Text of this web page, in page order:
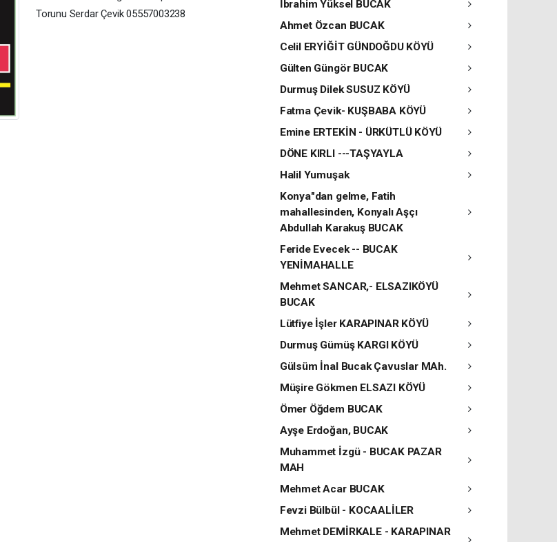
Torunu Serdar Çevik 05557003238
İbrahim Yüksel BUCAK
Ahmet Özcan BUCAK
Celil ERYİĞİT GÜNDOĞDU KÖYÜ
Gülten Güngör BUCAK
Durmuş Dilek SUSUZ KÖYÜ
Fatma Çevik- KUŞBABA KÖYÜ
Emine ERTEKİN - ÜRKÜTLÜ KÖYÜ
DÖNE KIRLI ---TAŞYAYLA
Halil Yumuşak
Konya"dan gelme, Fatih
mahallesinden, Konyalı Aşçı
Abdullah Karakuş BUCAK
Feride Evecek -- BUCAK
YENİMAHALLE
Mehmet SANCAR,- ELSAZIKÖYÜ
BUCAK
Lütfiye İşler KARAPINAR KÖYÜ
Durmuş Gümüş KARGI KÖYÜ
Gülsüm İnal Bucak Çavuslar MAh.
Müşire Gökmen ELSAZI KÖYÜ
Ömer Öğdem BUCAK
Ayşe Erdoğan, BUCAK
Muhammet İzgü - BUCAK PAZAR
MAH
Mehmet Acar BUCAK
Fevzi Bülbül - KOCAALİLER
Mehmet DEMİRKALE - KARAPINAR